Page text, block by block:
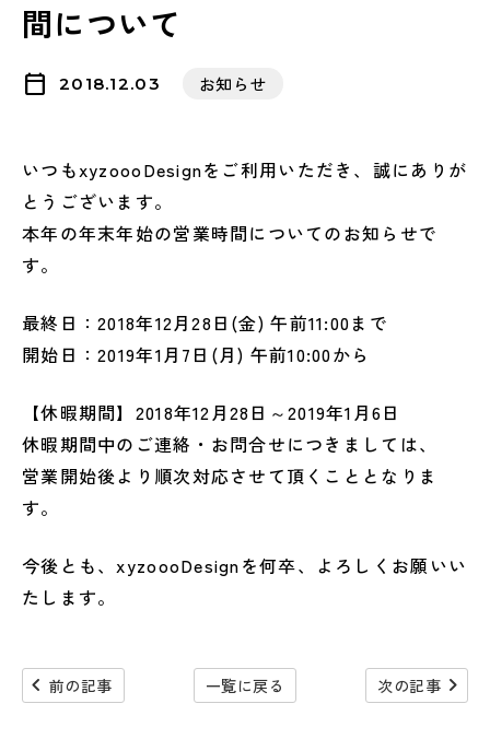
間について
calendar_today 2018.12.03 お知らせ
いつもxyzoooDesignをご利用いただき、誠にありが
とうございます。
本年の年末年始の営業時間についてのお知らせで
す。
最終日：2018年12月28日(金) 午前11:00まで
開始日：2019年1月7日(月) 午前10:00から
【休暇期間】2018年12月28日～2019年1月6日
休暇期間中のご連絡・お問合せにつきましては、
営業開始後より順次対応させて頂くこととなりま
す。
今後とも、xyzoooDesignを何卒、よろしくお願いい
たします。
navigate_before 前の記事 一覧に戻る 次の記事navigate_next